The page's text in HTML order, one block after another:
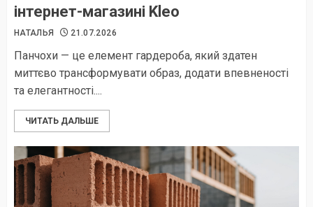
інтернет-магазині Kleo
НАТАЛЬЯ 21.07.2026
Панчохи — це елемент гардероба, який здатен
миттєво трансформувати образ, додати впевненості
та елегантності....
ЧИТАТЬ ДАЛЬШЕ